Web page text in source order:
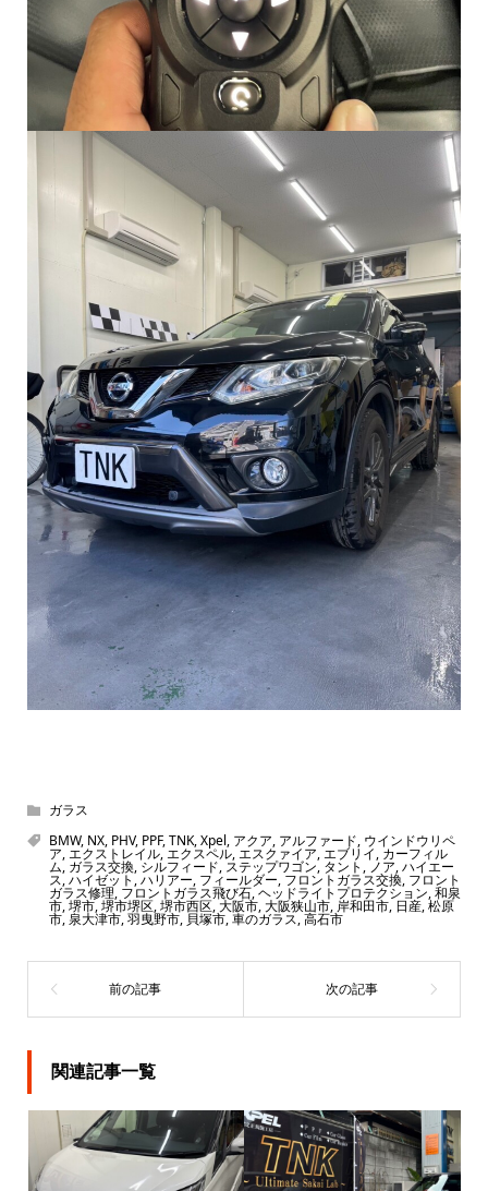
ガラス
BMW, NX, PHV, PPF,TNK,Xpel, アクア, アルファード, ウインドウリペ
ア,エクストレイル,エクスペル,エスクァイア,エブリイ, カーフィル
ム, ガラス交換,シルフィード, ステップワゴン, タント ,ノア,ハイエー
ス,ハイゼット,ハリアー, フィールダー, フロントガラス交換, フロント
ガラス修理, フロントガラス飛び石,ヘッドライトプロテクション,和泉
市,堺市,堺市堺区,堺市西区,大阪市,大阪狭山市, 岸和田市, 日産,松原
市, 泉大津市,羽曳野市, 貝塚市,車のガラス,高石市
関連記事一覧